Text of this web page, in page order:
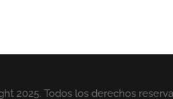
2025. Todos los derechos